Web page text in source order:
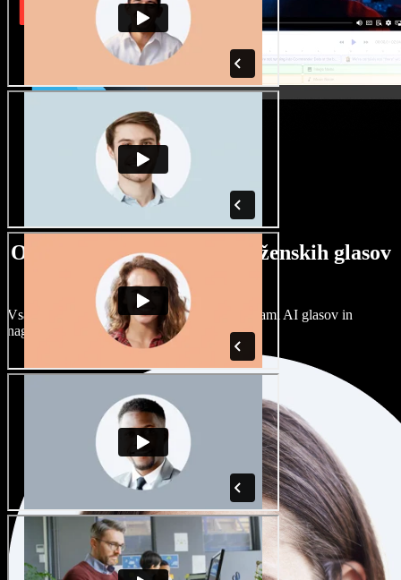
Ogromna izbira moških in ženskih glasov
ter naglasov
Vsak projekt je unikaten. Izbirajte med stotinami AI glasov in
naglasov ter jih prilagodite po svoje.